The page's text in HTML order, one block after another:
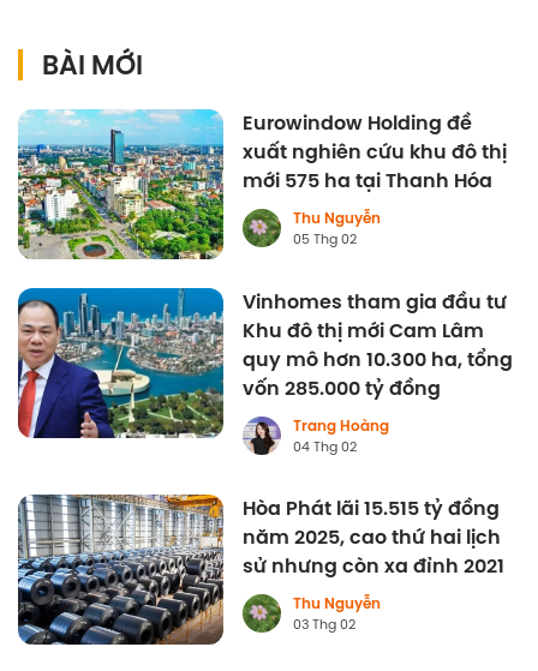
BÀI MỚI
Eurowindow Holding đề
xuất nghiên cứu khu đô thị
mới 575 ha tại Thanh Hóa
Thu Nguyễn
05 Thg 02
Vinhomes tham gia đầu tư
Khu đô thị mới Cam Lâm
quy mô hơn 10.300 ha, tổng
vốn 285.000 tỷ đồng
Trang Hoàng
04 Thg 02
Hòa Phát lãi 15.515 tỷ đồng
năm 2025, cao thứ hai lịch
sử nhưng còn xa đỉnh 2021
Thu Nguyễn
03 Thg 02